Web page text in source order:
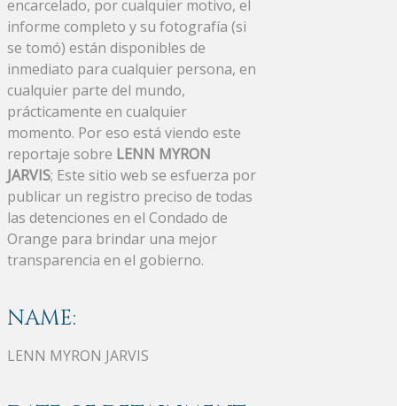
encarcelado, por cualquier motivo, el
informe completo y su fotografía (si
se tomó) están disponibles de
inmediato para cualquier persona, en
cualquier parte del mundo,
prácticamente en cualquier
momento. Por eso está viendo este
reportaje sobre LENN MYRON
JARVIS; Este sitio web se esfuerza por
publicar un registro preciso de todas
las detenciones en el Condado de
Orange para brindar una mejor
transparencia en el gobierno.
NAME:
LENN MYRON JARVIS